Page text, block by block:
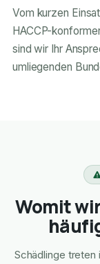
Vom kurzen
HACCP-
sind wir Ihr
umliegenden
Womit
Schädlinge